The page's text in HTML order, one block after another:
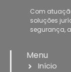
Com
soluções
segurança,
Menu
Início